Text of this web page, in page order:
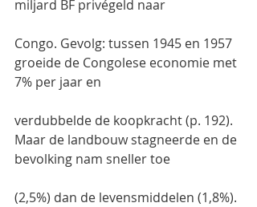
miljard BF privégeld naar
Congo. Gevolg: tussen 1945 en 1957
groeide de Congolese economie met
7% per jaar en
verdubbelde de koopkracht (p. 192).
Maar de landbouw stagneerde en de
bevolking nam sneller toe
(2,5%) dan de levensmiddelen (1,8%).